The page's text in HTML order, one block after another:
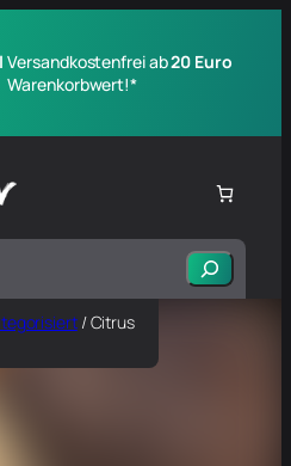
Versandkostenfrei ab20 Euro
Warenkorbwert!*
Suchen
/ Citrus